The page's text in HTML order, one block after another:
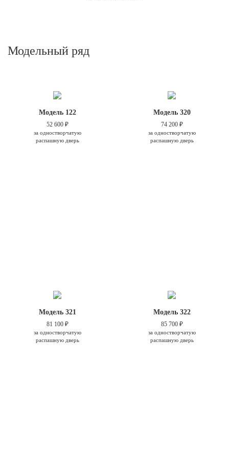
Модельный ряд
Модель 122
52 600 ₽
за одностворчатую
распашную дверь
Модель 320
74 200 ₽
за одностворчатую
распашную дверь
Модель 321
81 100 ₽
за одностворчатую
распашную дверь
Модель 322
85 700 ₽
за одностворчатую
распашную дверь